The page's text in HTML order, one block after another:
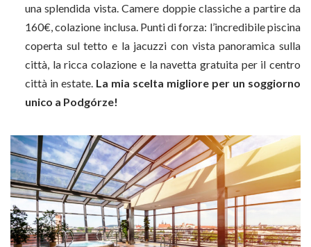
una splendida vista. Camere doppie classiche a partire da
160€, colazione inclusa. Punti di forza: l’incredibile piscina
coperta sul tetto e la jacuzzi con vista panoramica sulla
città, la ricca colazione e la navetta gratuita per il centro
città in estate. La mia scelta migliore per un soggiorno
unico a Podgórze!